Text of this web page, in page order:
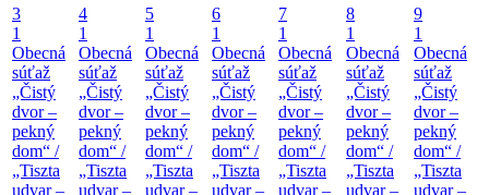
3
1
Obecná
súťaž
„Čistý
dvor –
pekný
dom“ /
„Tiszta
udvar –
4
1
Obecná
súťaž
„Čistý
dvor –
pekný
dom“ /
„Tiszta
udvar –
5
1
Obecná
súťaž
„Čistý
dvor –
pekný
dom“ /
„Tiszta
udvar –
6
1
Obecná
súťaž
„Čistý
dvor –
pekný
dom“ /
„Tiszta
udvar –
7
1
Obecná
súťaž
„Čistý
dvor –
pekný
dom“ /
„Tiszta
udvar –
8
1
Obecná
súťaž
„Čistý
dvor –
pekný
dom“ /
„Tiszta
udvar –
9
1
Obecná
súťaž
„Čistý
dvor –
pekný
dom“ /
„Tiszta
udvar –